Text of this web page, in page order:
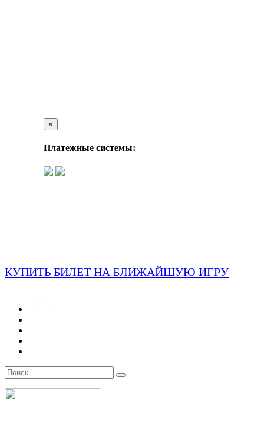
×
Платежные системы:
КУПИТЬ БИЛЕТ НА БЛИЖАЙШУЮ ИГРУ